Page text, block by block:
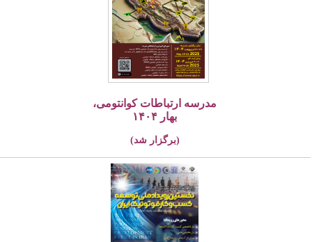
مدرسه ارتباطات کوانتومی،
بهار ۱۴۰۴
(برگزار شد)